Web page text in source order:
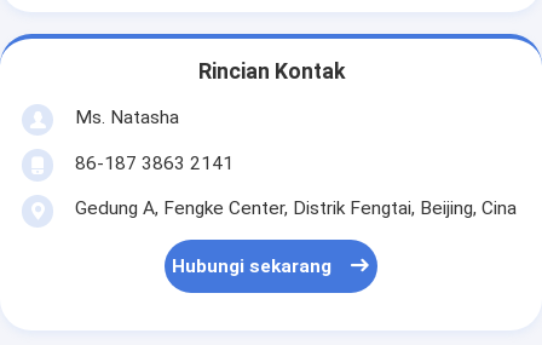
Rincian Kontak
Ms. Natasha
86-187 3863 2141
Gedung A, Fengke Center, Distrik Fengtai, Beijing, Cina
Hubungi sekarang